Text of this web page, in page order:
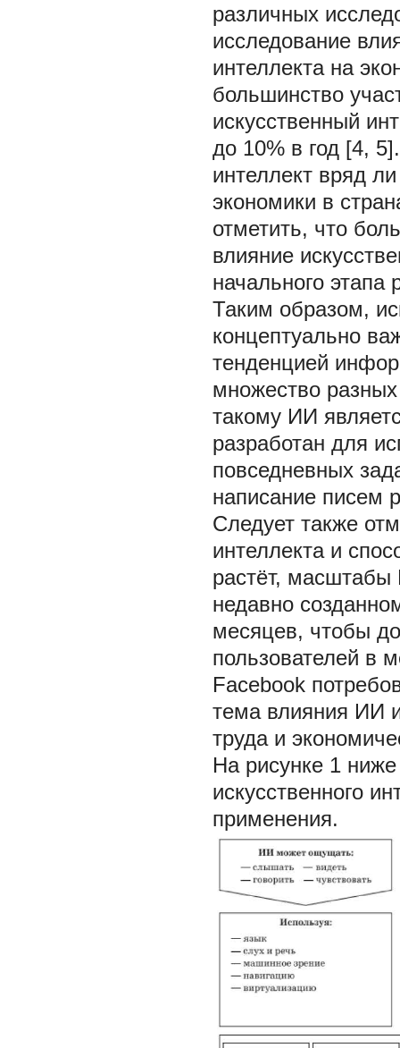
различных
исследование
интеллекта на
большинство
искусственный
до 10% в год [4,
интеллект вряд
экономики в
отметить, что
влияние
начального
Таким образом,
концептуально
тенденцией
множество
такому ИИ
разработан для
повседневных
написание писем
Следует также
интеллекта и
растёт,
недавно
месяцев, чтобы
пользователей в
Facebook
тема влияния ИИ
труда и
На рисунке 1
искусственного
применения.